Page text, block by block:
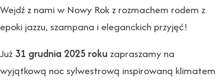
Wejdź z nami w Nowy Rok z rozmachem rodem z
epoki jazzu, szampana i eleganckich przyjęć!
Już 31 grudnia 2025 roku zapraszamy na
wyjątkową noc sylwestrową inspirowaną klimatem